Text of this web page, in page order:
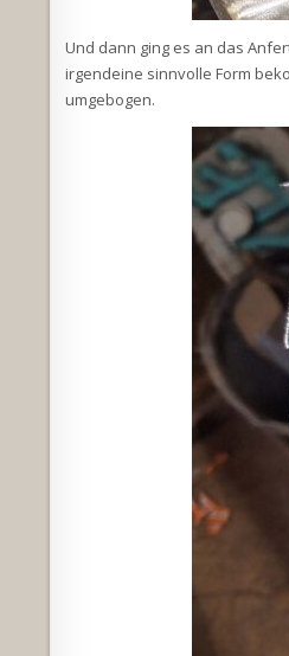
Und dann ging es an das
irgendeine sinnvolle Form
umgebogen.